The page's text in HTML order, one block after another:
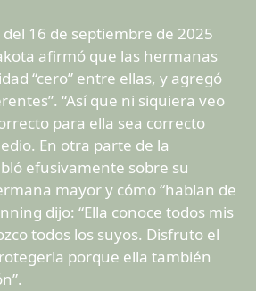
16 de septiembre de 2025
afirmó que las hermanas
“cero” entre ellas, y agregó
“Así que ni siquiera veo
para ella sea correcto
En otra parte de la
efusivamente sobre su
mayor y cómo “hablan de
dijo: “Ella conoce todos mis
todos los suyos. Disfruto el
porque ella también